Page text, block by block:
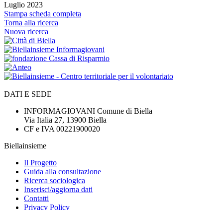
Luglio 2023
Stampa scheda completa
Torna alla ricerca
Nuova ricerca
DATI E SEDE
INFORMAGIOVANI Comune di Biella
Via Italia 27, 13900 Biella
CF e IVA 00221900020
Biellainsieme
Il Progetto
Guida alla consultazione
Ricerca sociologica
Inserisci/aggiorna dati
Contatti
Privacy Policy